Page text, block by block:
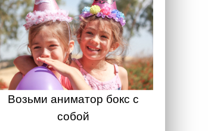
Возьми аниматор бокс с
собой